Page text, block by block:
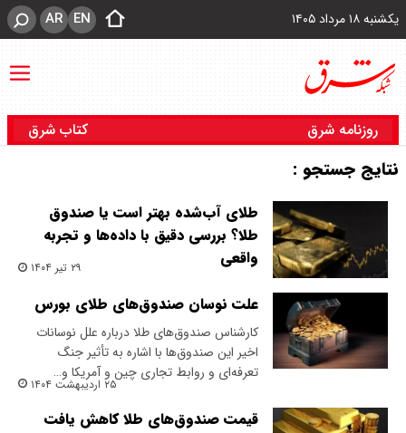
یکشنبه ۱۸ مرداد ۱۴۰۵ EN
AR
روزنامه شرق کتاب شرق
نتایج جستجو :
طلای آب‌شده بهتر است یا صندوق
طلا؟ بررسی دقیق با داده‌ها و تجربه
واقعی
۲۹ تیر ۱۴۰۴
علت نوسان صندوق‌های طلای بورس
کارشناس صندوق‌های طلا درباره علل نوسانات
اخیر این صندوق‌ها با اشاره به تأثیر جنگ
تعرفه‌ای و روابط تجاری چین و آمریکا و…
۲۵ اردیبهشت ۱۴۰۴
قیمت صندوق‌های طلا کاهش یافت